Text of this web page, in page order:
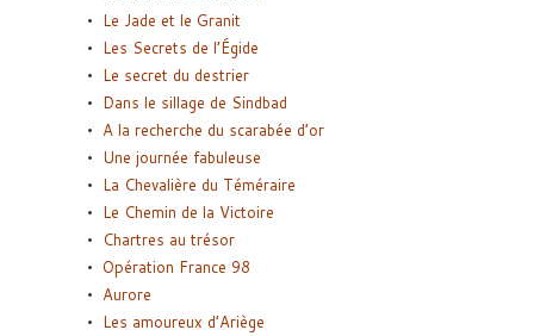
Le Jade et le Granit
Les Secrets de l’Égide
Le secret du destrier
Dans le sillage de Sindbad
A la recherche du scarabée d’or
Une journée fabuleuse
La Chevalière du Téméraire
Le Chemin de la Victoire
Chartres au trésor
Opération France 98
Aurore
Les amoureux d’Ariège